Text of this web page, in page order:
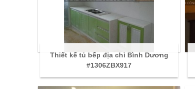
Thiết kế tủ bếp địa chỉ Bình Dương
#1306ZBX917